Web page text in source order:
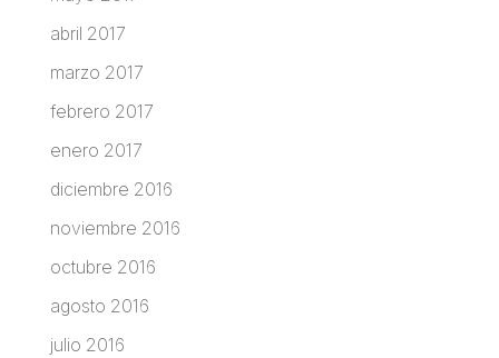
abril 2017
marzo 2017
febrero 2017
enero 2017
diciembre 2016
noviembre 2016
octubre 2016
agosto 2016
julio 2016